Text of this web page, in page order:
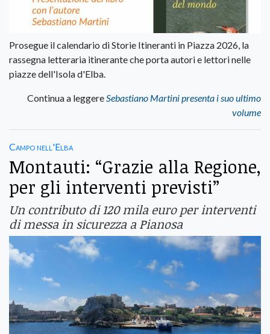
Prosegue il calendario di Storie Itineranti in Piazza 2026, la
rassegna letteraria itinerante che porta autori e lettori nelle
piazze dell'Isola d'Elba.
Continua a leggere Sebastiano Martini presenta i suo ultimo
volume
Campo nell'Elba
Montauti: “Grazie alla Regione,
per gli interventi previsti”
Un contributo di 120 mila euro per interventi
di messa in sicurezza a Pianosa